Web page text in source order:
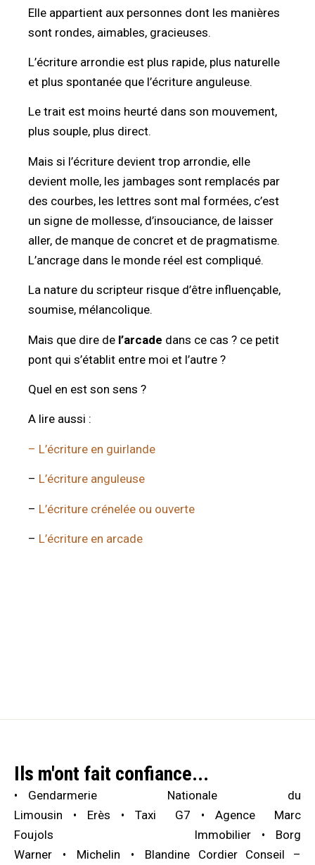
Elle appartient aux personnes dont les manières
sont rondes, aimables, gracieuses.
L’écriture arrondie est plus rapide, plus naturelle
et plus spontanée que l’écriture anguleuse.
Le trait est moins heurté dans son mouvement,
plus souple, plus direct.
Mais si l’écriture devient trop arrondie, elle
devient molle, les jambages sont remplacés par
des courbes, les lettres sont mal formées, c’est
un signe de mollesse, d’insouciance, de laisser
aller, de manque de concret et de pragmatisme.
L’ancrage dans le monde réel est compliqué.
La nature du scripteur risque d’être influençable,
soumise, mélancolique.
Mais que dire de l’arcade dans ce cas ? ce petit
pont qui s’établit entre moi et l’autre ?
Quel en est son sens ?
A lire aussi :
– L’écriture en guirlande
– L’écriture anguleuse
– L’écriture crénelée ou ouverte
– L’écriture en arcade
Ils m'ont fait confiance...
Gendarmerie Nationale du
Limousin
Erès Taxi G7
Agence Marc
Foujols Immobilier
Borg
Warner
Michelin
Blandine Cordier Conseil –